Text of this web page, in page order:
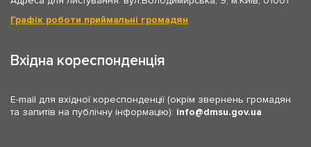
Графік роботи приймальні громадян
Вхідна кореспонденція
E-mail для вхідної кореспонденції (окрім звернень громадян
та запитів на публічну інформацію): info dmsu.gov.ua